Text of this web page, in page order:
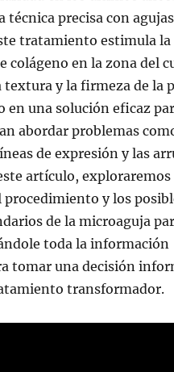
técnica precisa con agujas
tratamiento estimula la
colágeno en la zona del
y la firmeza de la
en una solución eficaz
abordar problemas
de expresión y las
artículo, exploraremos
procedimiento y los
de la microaguja
toda la información
tomar una decisión
transformador.